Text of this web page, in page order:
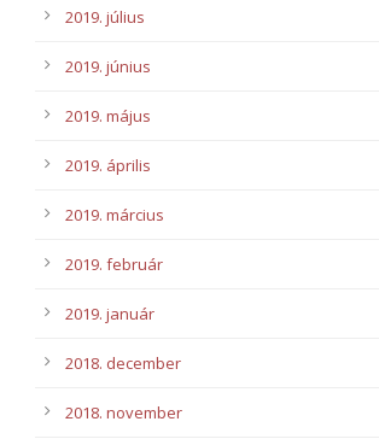
2019. július
2019. június
2019. május
2019. április
2019. március
2019. február
2019. január
2018. december
2018. november